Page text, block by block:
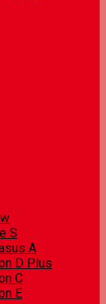
S
A
D Plus
C
E